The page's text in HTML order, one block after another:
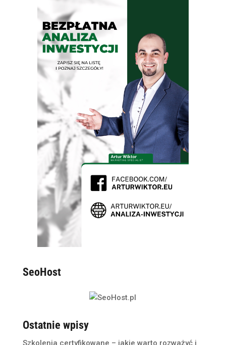
SeoHost
Ostatnie wpisy
Szkolenia certyfikowane – jakie warto rozważyć i